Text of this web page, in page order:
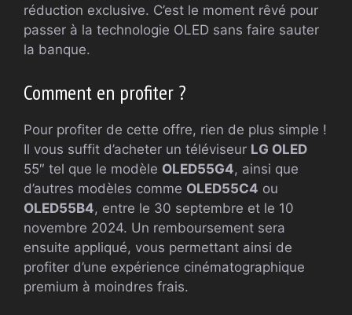
réduction exclusive. C’est le moment rêvé pour
passer à la technologie OLED sans faire sauter
la banque.
Comment en profiter ?
Pour profiter de cette offre, rien de plus simple !
Il vous suffit d’acheter un téléviseur LG OLED
55″ tel que le modèle OLED55G4, ainsi que
d’autres modèles comme OLED55C4 ou
OLED55B4, entre le 30 septembre et le 10
novembre 2024. Un remboursement sera
ensuite appliqué, vous permettant ainsi de
profiter d’une expérience cinématographique
premium à moindres frais.